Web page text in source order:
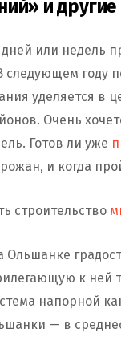
и другие
или недель
году
уделяется в
Очень
Готов ли уже
и когда
строительство
Ольшанке
к ней
напорной
— в